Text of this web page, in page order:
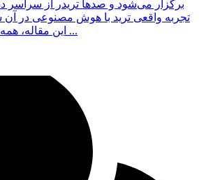
برگزار می‌شود و صدها تریدر از سراسر
تجربه واقعی ترید با هوش مصنوعی در
این مقاله، همه‌چیز درباره‌ی ساختار این ...